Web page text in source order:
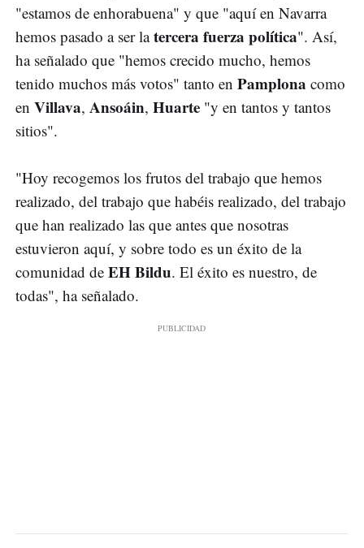
"estamos de enhorabuena" y que "aquí en Navarra
hemos pasado a ser latercera fuerza política". Así,
ha señalado que "hemos crecido mucho, hemos
tenido muchos más votos" tanto en Pamplona como
en Villava, Ansoáin, Huarte "y en tantos y tantos
sitios".
"Hoy recogemos los frutos del trabajo que hemos
realizado, del trabajo que habéis realizado, del trabajo
que han realizado las que antes que nosotras
estuvieron aquí, y sobre todo es un éxito de la
comunidad de EH Bildu. El éxito es nuestro, de
todas", ha señalado.